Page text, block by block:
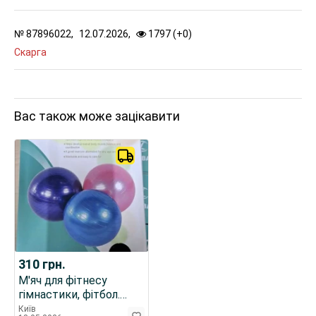
№87896022, 12.07.2026, 1797 (+0)
Скарга
Вас також може зацікавити
310 грн.
М'яч для фітнесу
гімнастики, фітбол.
пілатес, йога.
Київ